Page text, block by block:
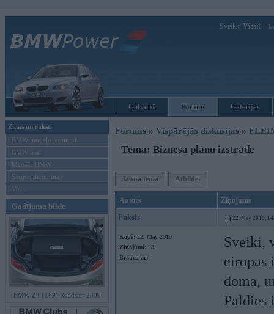
Sveiks, Viesi!
Galvenā Forums Galerijas
Ziņas un raksti
BMW modeļu jaunumi
BMW testi
Mēneša BMW
Sērijveida tūnings
Vel...
Gadījuma bilde
BMW Z4 (E89) Roadster 2009
Forums » Vispārējās diskusijas »
Tēma: Biznesa plānu izstrāde
Jauna tēma Atbildēt
Autors Ziņojums
Fuksis 22. May 2010,
Kopš: 22. May 2010
Ziņojumi: 23
Braucu ar:
Sveiki,
eiropas
doma,
Paldies